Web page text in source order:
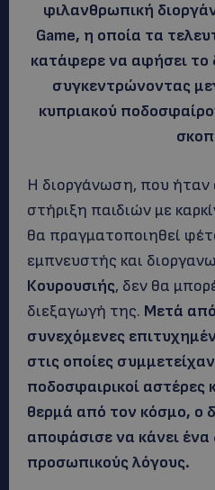
φιλανθρωπική
Game, η οποία τα
κατάφερε να αφήσει
συγκεντρώνοντας
κυπριακού
Η διοργάνωση, που
στήριξη παιδιών με
θα πραγματοποιηθεί
εμπνευστής και
Κουρουσιής, δεν θα
διεξαγωγή της. Μετά
συνεχόμενες
στις οποίες
ποδοσφαιρικοί αστέρες
θερμά από τον κόσμο, ο
αποφάσισε να κάνει ένα
προσωπικούς λόγους.